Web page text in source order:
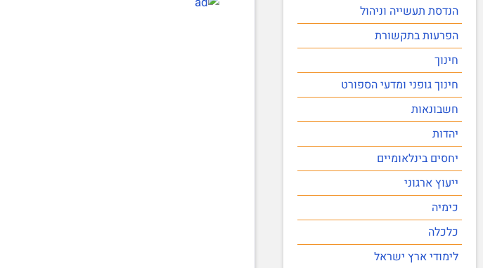
הנדסת תעשייה וניהול
הפרעות בתקשורת
חינוך
חינוך גופני ומדעי הספורט
חשבונאות
יהדות
יחסים בינלאומיים
ייעוץ ארגוני
כימיה
כלכלה
לימודי ארץ ישראל